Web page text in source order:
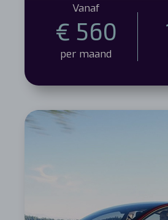
Vanaf
€ 560
per maand